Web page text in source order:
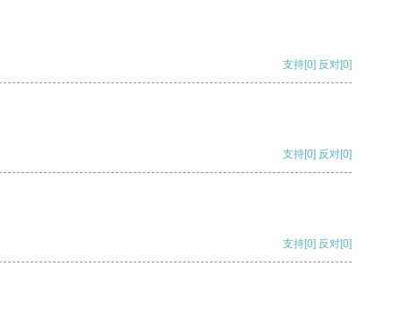
支持[0] 反对[0]
支持[0] 反对[0]
支持[0] 反对[0]